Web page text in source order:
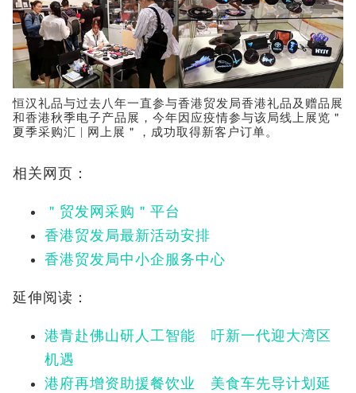
恒汉礼品与过去八年一直参与香港贸发局香港礼品及赠品展
和香港秋季电子产品展，今年因应疫情参与该局线上展览＂
夏季采购汇 | 网上展＂，成功取得新客户订单。
相关网页：
＂贸发网采购＂平台
香港贸发局最新活动安排
香港贸发局中小企服务中心
延伸阅读：
港青赴佛山研人工智能 吁新一代迎大湾区
机遇
港府再增资助援餐饮业 美食车先导计划延